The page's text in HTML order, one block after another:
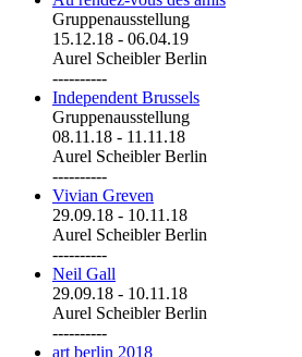
Gruppenausstellung
15.12.18 - 06.04.19
Aurel Scheibler Berlin
----------
Independent Brussels
Gruppenausstellung
08.11.18 - 11.11.18
Aurel Scheibler Berlin
----------
Vivian Greven
29.09.18 - 10.11.18
Aurel Scheibler Berlin
----------
Neil Gall
29.09.18 - 10.11.18
Aurel Scheibler Berlin
----------
art berlin 2018